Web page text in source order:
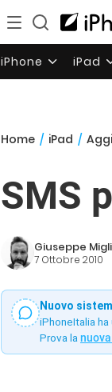
iPhone iPad
Home / iPad /
SMS
Giuseppe
7 Ottobre 2010
Nuovo
iPhoneItalia
Prova la